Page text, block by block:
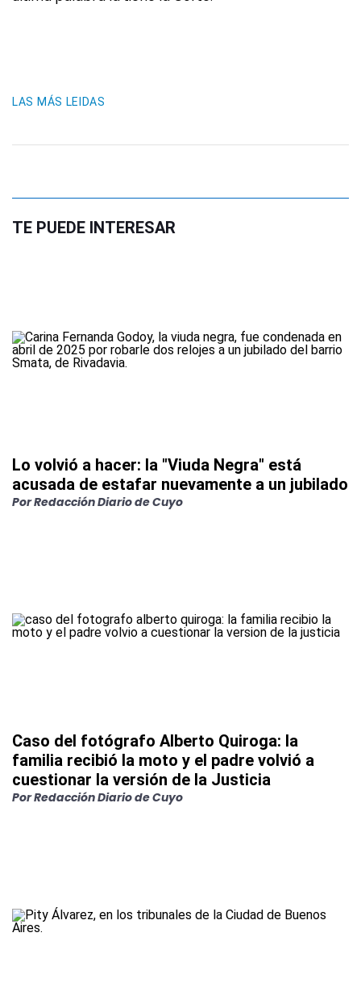
LAS MÁS LEIDAS
TE PUEDE INTERESAR
Lo volvió a hacer: la "Viuda Negra" está
acusada de estafar nuevamente a un jubilado
PorRedacción Diario de Cuyo
Caso del fotógrafo Alberto Quiroga: la
familia recibió la moto y el padre volvió a
cuestionar la versión de la Justicia
PorRedacción Diario de Cuyo